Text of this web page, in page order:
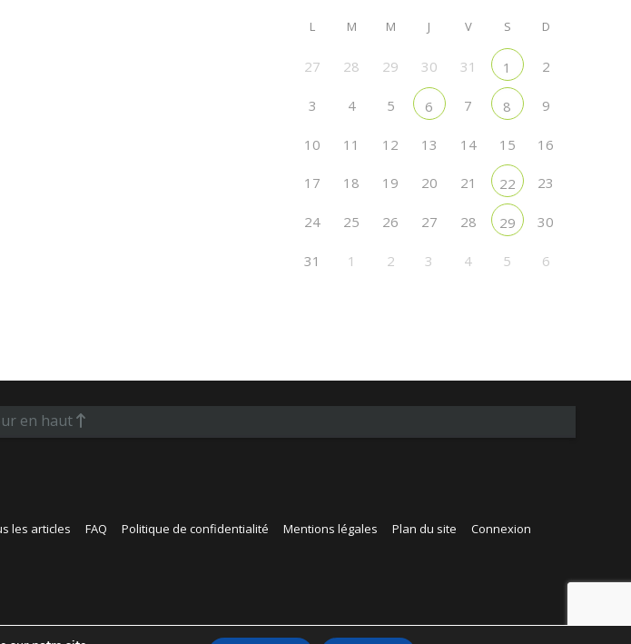
L M M J V S D
27 28 29 30 31 1 2
3 4 5 6 7 8 9
10 11 12 13 14 15 16
17 18 19 20 21 22 23
24 25 26 27 28 29 30
31 1 2 3 4 5 6
en haut
les articles FAQ Politique de confidentialité Mentions légales Plan du site Connexion